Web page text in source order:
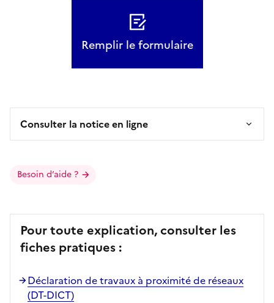
Remplir le formulaire
Consulter la notice en ligne
Besoin d’aide ?
Pour toute explication, consulter les
fiches pratiques :
Déclaration de travaux à proximité de réseaux
(DT-DICT)